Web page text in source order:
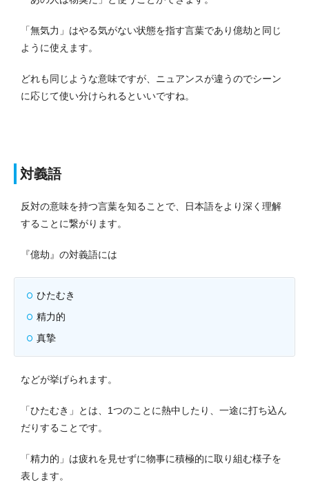
「無気力」はやる気がない状態を指す言葉であり億劫と同じ
ように使えます。
どれも同じような意味ですが、ニュアンスが違うのでシーン
に応じて使い分けられるといいですね。
対義語
反対の意味を持つ言葉を知ることで、日本語をより深く理解
することに繋がります。
『億劫』の対義語には
ひたむき
精力的
真摯
などが挙げられます。
「ひたむき」とは、1つのことに熱中したり、一途に打ち込ん
だりすることです。
「精力的」は疲れを見せずに物事に積極的に取り組む様子を
表します。